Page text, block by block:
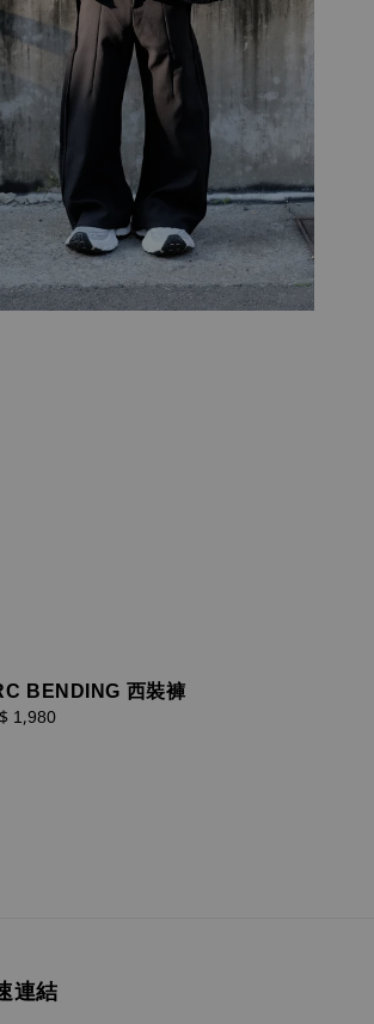
BENDING 西裝褲
1,980
連結